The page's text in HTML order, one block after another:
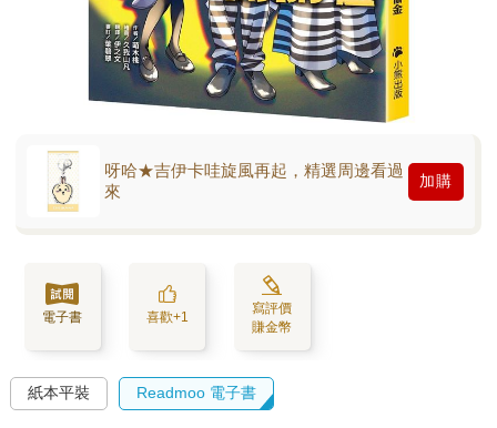
呀哈★吉伊卡哇旋風再起，精選周邊看過
來
加購
電子書 喜歡+1
寫評價
賺金幣
紙本平裝 Readmoo 電子書